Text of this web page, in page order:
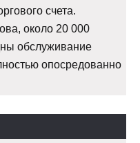
счета.
около 20 000
обслуживание
опосредованно